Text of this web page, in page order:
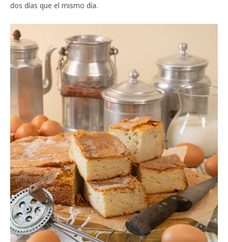
dos días que el mismo día.